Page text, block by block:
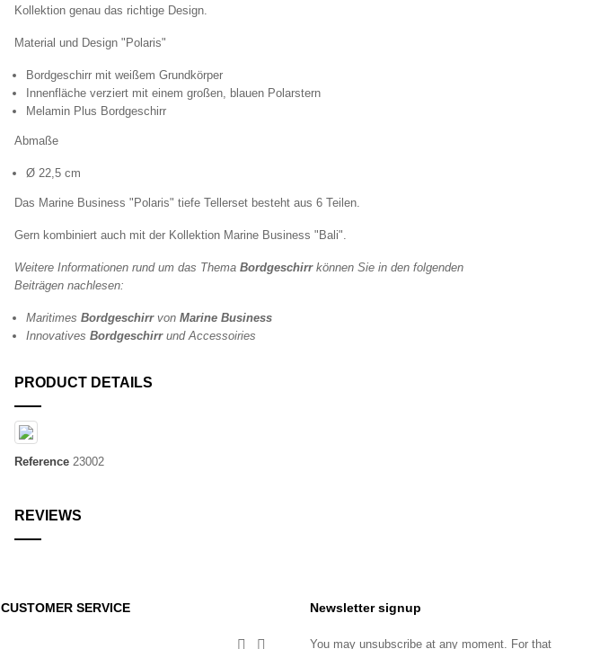
Kollektion genau das richtige Design.
Material und Design "Polaris"
Bordgeschirr mit weißem Grundkörper
Innenfläche verziert mit einem großen, blauen Polarstern
Melamin Plus Bordgeschirr
Abmaße
Ø 22,5 cm
Das Marine Business "Polaris" tiefe Tellerset besteht aus 6 Teilen.
Gern kombiniert auch mit der Kollektion Marine Business "Bali".
Weitere Informationen rund um das Thema Bordgeschirrkönnen Sie in den folgenden
Beiträgen nachlesen:
Maritimes Bordgeschirrvon Marine Business
Innovatives Bordgeschirrund Accessoiries
PRODUCT DETAILS
Reference 23002
REVIEWS
CUSTOMER SERVICE
 
Newsletter signup
You may unsubscribe at any moment. For that